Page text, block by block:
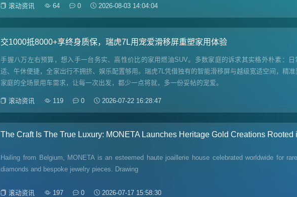
滚动资讯 64 0 2026-08-03 14:04:04
交1000抵8000+享终身质保，瑞虎7L用宠爱滑移屏重塑家用体验
手握八万左右预算，想入手一台务实、高性价比的家用燃油SUV。多数家庭的诉求其实格外朴素：日
适、午休便捷，全家出行不拥挤、娱乐配置够用。瑞虎7L凭借独有的智能滑移屏与越级宽适空间，精准
家庭的全场景用车需求，让每一次出发，都少一点将就，多一份妥帖的宠爱。
滚动资讯 119 0 2026-07-22 16:28:47
The Craft Is The True Luxury: MONETA Launches Heritage Gold Creations
Hailing from Belgium, MONETA is an esteemed haute joaillerie house celebrated worldwide for
diamonds and bespoke jewelry pieces. Drawing
滚动资讯 197 0 2026-07-17 15:58:30